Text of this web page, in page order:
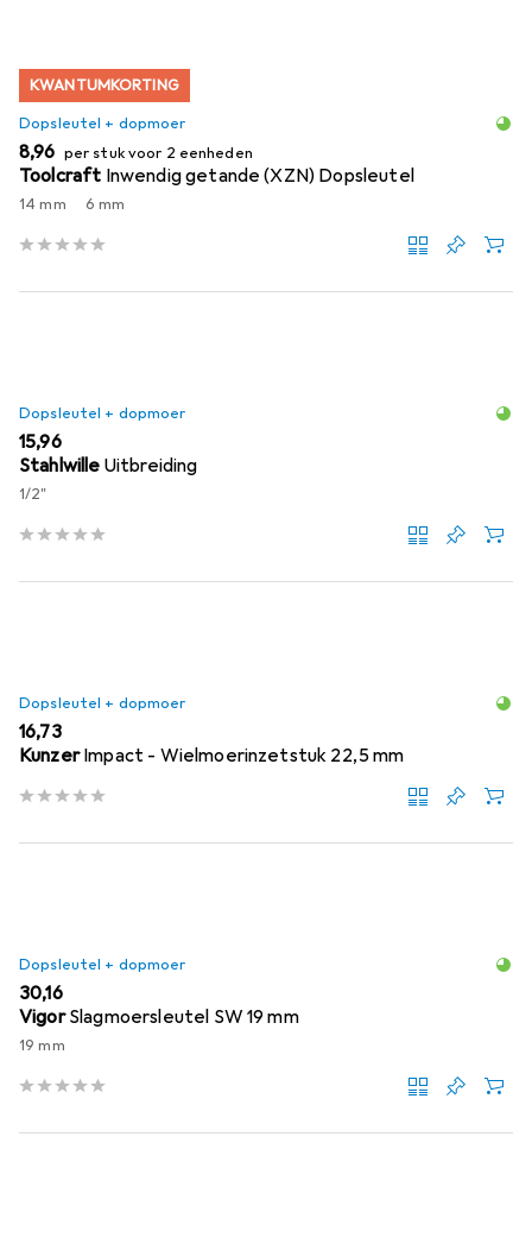
KWANTUMKORTING
Dopsleutel + dopmoer
EUR
8,96 per stuk voor 2 eenheden
Toolcraft Inwendig getande (XZN) Dopsleutel
14 mm 6 mm
Dopsleutel + dopmoer
EUR
15,96
Stahlwille Uitbreiding
1/2"
Dopsleutel + dopmoer
EUR
16,73
Kunzer Impact - Wielmoerinzetstuk 22,5 mm
Dopsleutel + dopmoer
EUR
30,16
Vigor Slagmoersleutel SW 19 mm
19 mm